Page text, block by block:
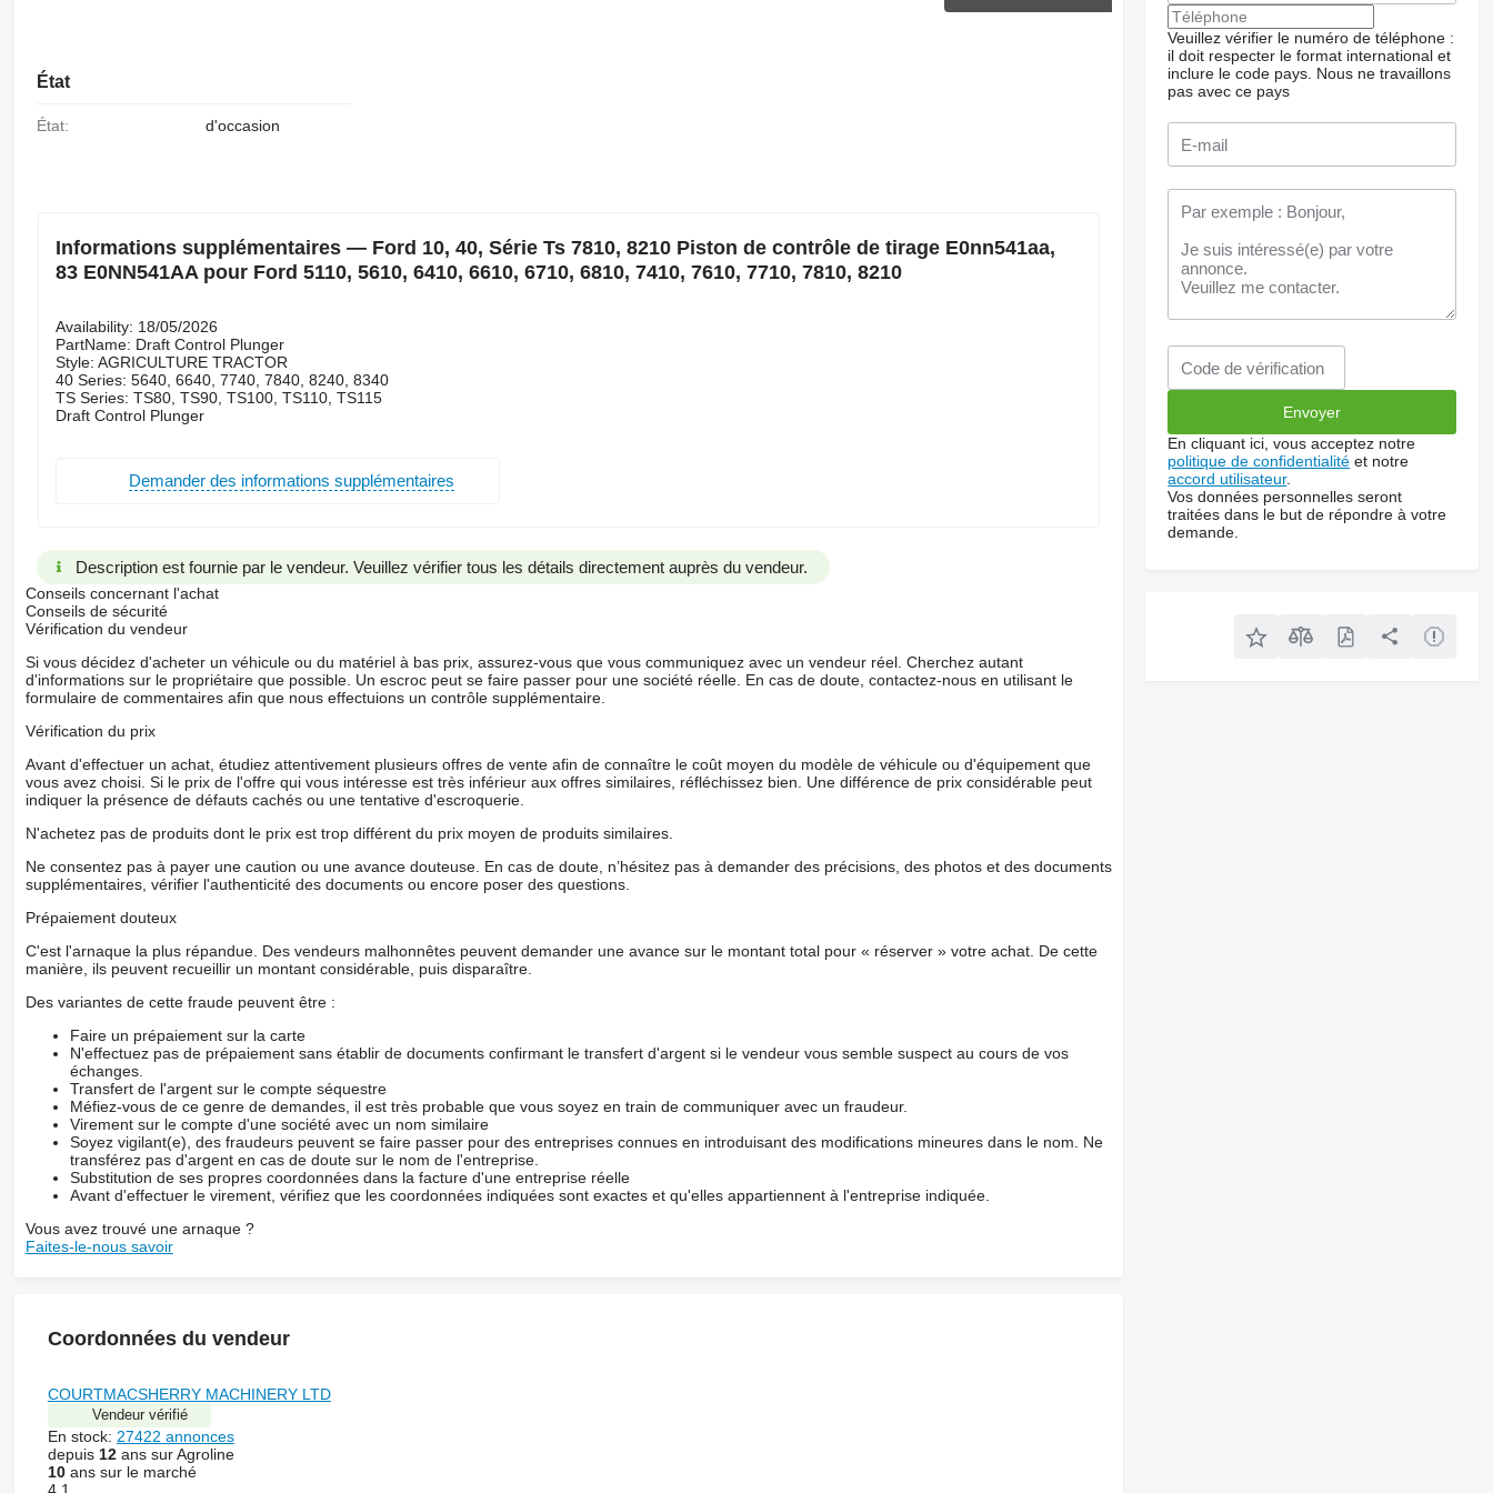
État
État: d'occasion
Informations supplémentaires — Ford 10, 40, Série Ts 7810, 8210 Piston de contrôle de tirage E0nn541aa,
83 E0NN541AA pour Ford 5110, 5610, 6410, 6610, 6710, 6810, 7410, 7610, 7710, 7810, 8210
Availability: 18/05/2026
PartName: Draft Control Plunger
Style: AGRICULTURE TRACTOR
40 Series: 5640, 6640, 7740, 7840, 8240, 8340
TS Series: TS80, TS90, TS100, TS110, TS115
Draft Control Plunger
Demander des informations supplémentaires
Description est fournie par le vendeur. Veuillez vérifier tous les détails directement auprès du vendeur.
Conseils concernant l'achat
Conseils de sécurité
Vérification du vendeur
Si vous décidez d'acheter un véhicule ou du matériel à bas prix, assurez-vous que vous communiquez avec un vendeur réel. Cherchez autant
d'informations sur le propriétaire que possible. Un escroc peut se faire passer pour une société réelle. En cas de doute, contactez-nous en utilisant le
formulaire de commentaires afin que nous effectuions un contrôle supplémentaire.
Vérification du prix
Avant d'effectuer un achat, étudiez attentivement plusieurs offres de vente afin de connaître le coût moyen du modèle de véhicule ou d'équipement que
vous avez choisi. Si le prix de l'offre qui vous intéresse est très inférieur aux offres similaires, réfléchissez bien. Une différence de prix considérable peut
indiquer la présence de défauts cachés ou une tentative d'escroquerie.
N'achetez pas de produits dont le prix est trop différent du prix moyen de produits similaires.
Ne consentez pas à payer une caution ou une avance douteuse. En cas de doute, n’hésitez pas à demander des précisions, des photos et des documents
supplémentaires, vérifier l'authenticité des documents ou encore poser des questions.
Prépaiement douteux
C'est l'arnaque la plus répandue. Des vendeurs malhonnêtes peuvent demander une avance sur le montant total pour « réserver » votre achat. De cette
manière, ils peuvent recueillir un montant considérable, puis disparaître.
Des variantes de cette fraude peuvent être :
Faire un prépaiement sur la carte
N'effectuez pas de prépaiement sans établir de documents confirmant le transfert d'argent si le vendeur vous semble suspect au cours de vos
échanges.
Transfert de l'argent sur le compte séquestre
Méfiez-vous de ce genre de demandes, il est très probable que vous soyez en train de communiquer avec un fraudeur.
Virement sur le compte d'une société avec un nom similaire
Soyez vigilant(e), des fraudeurs peuvent se faire passer pour des entreprises connues en introduisant des modifications mineures dans le nom. Ne
transférez pas d'argent en cas de doute sur le nom de l'entreprise.
Substitution de ses propres coordonnées dans la facture d'une entreprise réelle
Avant d'effectuer le virement, vérifiez que les coordonnées indiquées sont exactes et qu'elles appartiennent à l'entreprise indiquée.
Vous avez trouvé une arnaque ?
Faites-le-nous savoir
Coordonnées du vendeur
COURTMACSHERRY MACHINERY LTD
Vendeur vérifié
En stock: 27422 annonces
depuis 12ans sur Agroline
10ans sur le marché
4.1
Veuillez vérifier le numéro de téléphone :
il doit respecter le format international et
inclure le code pays. Nous ne travaillons
pas avec ce pays
En cliquant ici, vous acceptez notre
politique de confidentialité et notre
accord utilisateur.
Vos données personnelles seront
traitées dans le but de répondre à votre
demande.